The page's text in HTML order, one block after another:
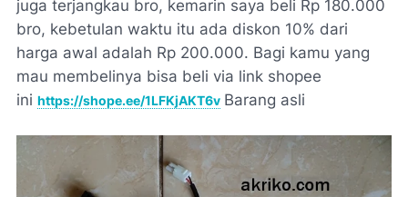
juga terjangkau bro, kemarin saya beli Rp 180.000
bro, kebetulan waktu itu ada diskon 10% dari
harga awal adalah Rp 200.000. Bagi kamu yang
mau membelinya bisa beli via link shopee
ini https://shope.ee/1LFKjAKT6v Barang asli